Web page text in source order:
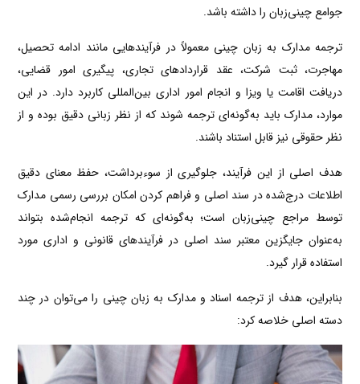
جوامع چینی‌زبان را داشته باشد.
ترجمه مدارک به زبان چینی معمولاً در فرآیندهایی مانند ادامه تحصیل،
مهاجرت، ثبت شرکت، عقد قراردادهای تجاری، پیگیری امور قضایی،
دریافت اقامت یا ویزا و انجام امور اداری بین‌المللی کاربرد دارد. در این
موارد، مدارک باید به‌گونه‌ای ترجمه شوند که از نظر زبانی دقیق بوده و از
نظر حقوقی نیز قابل استناد باشند.
هدف اصلی از این فرآیند، جلوگیری از سوءبرداشت، حفظ معنای دقیق
اطلاعات درج‌شده در سند اصلی و فراهم کردن امکان بررسی رسمی مدارک
توسط مراجع چینی‌زبان است؛ به‌گونه‌ای که ترجمه انجام‌شده بتواند
به‌عنوان جایگزین معتبر سند اصلی در فرآیندهای قانونی و اداری مورد
استفاده قرار گیرد.
بنابراین، هدف از ترجمه اسناد و مدارک به زبان چینی را می‌توان در چند
دسته اصلی خلاصه کرد: